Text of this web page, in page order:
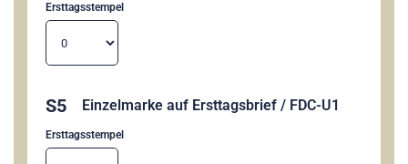
Ersttagsstempel
S5 Einzelmarke auf Ersttagsbrief / FDC-U1
Ersttagsstempel